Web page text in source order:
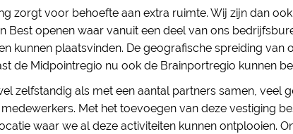
zorgt voor behoefte aan extra ruimte. Wij zijn dan
Best openen waar vanuit een deel van ons
kunnen plaatsvinden. De geografische spreiding van
de Midpointregio nu ook de Brainportregio kunnen
zelfstandig als met een aantal partners samen, veel
Met het toevoegen van deze vestiging
waar we al deze activiteiten kunnen ontplooien.